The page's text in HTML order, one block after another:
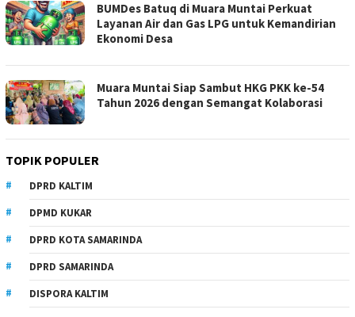
BUMDes Batuq di Muara Muntai Perkuat
Layanan Air dan Gas LPG untuk Kemandirian
Ekonomi Desa
Muara Muntai Siap Sambut HKG PKK ke-54
Tahun 2026 dengan Semangat Kolaborasi
TOPIK POPULER
DPRD KALTIM
DPMD KUKAR
DPRD KOTA SAMARINDA
DPRD SAMARINDA
DISPORA KALTIM